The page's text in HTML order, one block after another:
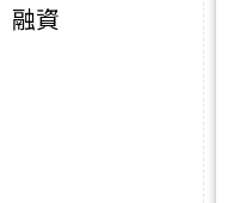
融資